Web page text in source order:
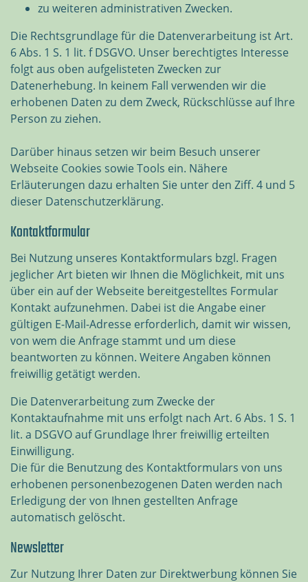
zu weiteren administrativen Zwecken.
Die Rechtsgrundlage für die Datenverarbeitung ist Art.
6 Abs. 1 S. 1 lit. f DSGVO. Unser berechtigtes Interesse
folgt aus oben aufgelisteten Zwecken zur
Datenerhebung. In keinem Fall verwenden wir die
erhobenen Daten zu dem Zweck, Rückschlüsse auf Ihre
Person zu ziehen.
Darüber hinaus setzen wir beim Besuch unserer
Webseite Cookies sowie Tools ein. Nähere
Erläuterungen dazu erhalten Sie unter den Ziff. 4 und 5
dieser Datenschutzerklärung.
Kontaktformular
Bei Nutzung unseres Kontaktformulars bzgl. Fragen
jeglicher Art bieten wir Ihnen die Möglichkeit, mit uns
über ein auf der Webseite bereitgestelltes Formular
Kontakt aufzunehmen. Dabei ist die Angabe einer
gültigen E-Mail-Adresse erforderlich, damit wir wissen,
von wem die Anfrage stammt und um diese
beantworten zu können. Weitere Angaben können
freiwillig getätigt werden.
Die Datenverarbeitung zum Zwecke der
Kontaktaufnahme mit uns erfolgt nach Art. 6 Abs. 1 S. 1
lit. a DSGVO auf Grundlage Ihrer freiwillig erteilten
Einwilligung.
Die für die Benutzung des Kontaktformulars von uns
erhobenen personenbezogenen Daten werden nach
Erledigung der von Ihnen gestellten Anfrage
automatisch gelöscht.
Newsletter
Zur Nutzung Ihrer Daten zur Direktwerbung können Sie